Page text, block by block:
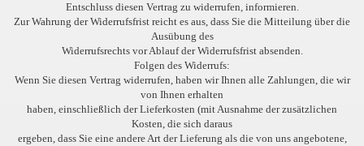
Entschluss diesen Vertrag zu widerrufen, informieren.
Zur Wahrung der Widerrufsfrist reicht es aus, dass Sie die Mitteilung über die
Ausübung des
Widerrufsrechts vor Ablauf der Widerrufsfrist absenden.
Folgen des Widerrufs:
Wenn Sie diesen Vertrag widerrufen, haben wir Ihnen alle Zahlungen, die wir
von Ihnen erhalten
haben, einschließlich der Lieferkosten (mit Ausnahme der zusätzlichen
Kosten, die sich daraus
ergeben, dass Sie eine andere Art der Lieferung als die von uns angebotene,